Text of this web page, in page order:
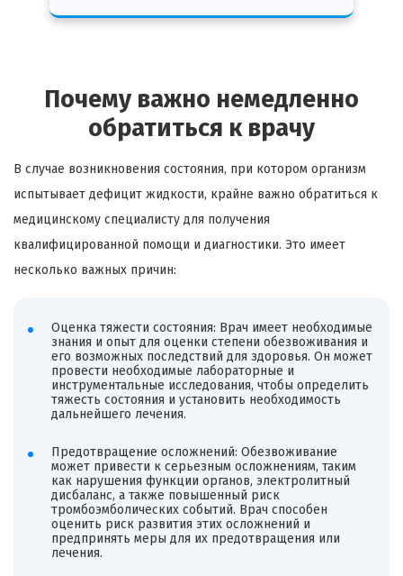
Почему важно немедленно
обратиться к врачу
В случае возникновения состояния, при котором организм
испытывает дефицит жидкости, крайне важно обратиться к
медицинскому специалисту для получения
квалифицированной помощи и диагностики. Это имеет
несколько важных причин:
Оценка тяжести состояния: Врач имеет необходимые
знания и опыт для оценки степени обезвоживания и
его возможных последствий для здоровья. Он может
провести необходимые лабораторные и
инструментальные исследования, чтобы определить
тяжесть состояния и установить необходимость
дальнейшего лечения.
Предотвращение осложнений: Обезвоживание
может привести к серьезным осложнениям, таким
как нарушения функции органов, электролитный
дисбаланс, а также повышенный риск
тромбоэмболических событий. Врач способен
оценить риск развития этих осложнений и
предпринять меры для их предотвращения или
лечения.